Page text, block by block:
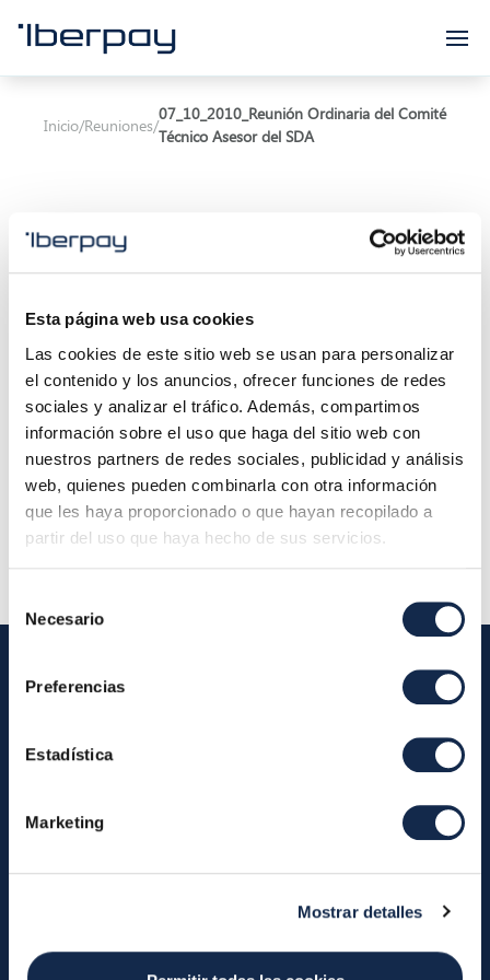
Esta página web usa cookies
Las cookies de este sitio web se usan para personalizar
el contenido y los anuncios, ofrecer funciones de redes
sociales y analizar el tráfico. Además, compartimos
información sobre el uso que haga del sitio web con
nuestros partners de redes sociales, publicidad y análisis
web, quienes pueden combinarla con otra información
que les haya proporcionado o que hayan recopilado a
partir del uso que haya hecho de sus servicios.
de Necesario
Preferencias
Estadística
Marketing
Mostrar detalles
Iberpay
Inicio/Reuniones/
07_10_2010_Reunión Ordinaria del Comité
Técnico Asesor del SDA
Asunto:Reunión Ordinaria del Comité Técnico
Asesor del SDA
Inicio de la reunión:07/10/2010 00:00
Localización:
Descripción:Reunión Ordinaria del Comité
Técnico Asesor del SDA
Annual Reports
RTP